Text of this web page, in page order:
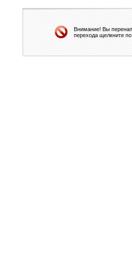
Внимание! Вы
перехода щелкните